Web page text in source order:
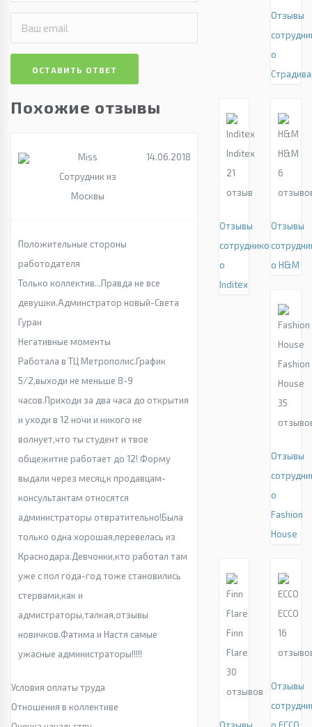
ОСТАВИТЬ ОТВЕТ
Похожие отзывы
Miss
Сотрудник из
Москвы
14.06.2018
Положительные стороны
работодателя
Только коллектив...Правда не все
девушки.Админстратор новый-Света
Гуран
Негативные моменты
Работала в ТЦ Метрополис.График
5/2,выходи не меньше 8-9
часов.Приходи за два часа до открытия
и уходи в 12 ночи и никого не
волнует,что ты студент и твое
общежитие работает до 12! Форму
выдали через месяц,к продавцам-
консультантам относятся
администраторы отвратительно!Была
только одна хорошая,перевелась из
Краснодара.Девчонки,кто работал там
уже с пол года-год тоже становились
стервами,как и
адмистраторы,талкая,отзывы
новичков.Фатима и Настя самые
ужасные администраторы!!!!!
Условия оплаты труда
Отношения в коллективе
Отзывы
о
Inditex
21
отзыв
Отзывы
сотрудников
о
Inditex
H&M
6
Отзывы
о H&M
Fashion
House
35
Отзывы
о
Fashion
House
Finn
Flare
30
отзывов
ECCO
16
Отзывы